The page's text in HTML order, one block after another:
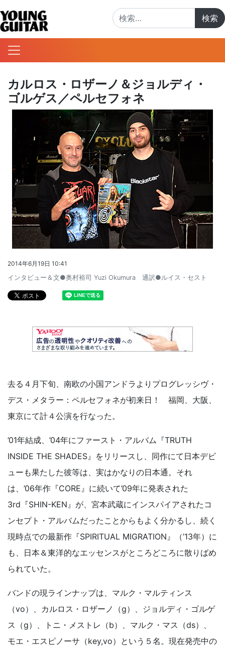
カルロス・ロザーノ＆ジョルディ・
ゴルゲス／ペルセフォネ
2014年6月19日 10:41
インタビュー＆文●奥村裕司 Yuzi Okumura 通訳●ルイス・セスト
去る４月下旬、南欧の小国アンドラよりプログレッシヴ・
デス・メタラー：ペルセフォネが初来日！ 福岡、大阪、
東京にて計４公演を行なった。
’01年結成、’04年にファースト・アルバム『TRUTH
INSIDE THE SHADES』をリリースし、同作にて日本デビ
ューも果たした彼等は、実はかなりの日本通。それ
は、’06年作『CORE』に続いて’09年に発表された
3rd『SHIN-KEN』が、宮本武蔵にインスパイアされたコ
ンセプト・アルバムだったことからもよく分かるし、続く
現時点での最新作『SPIRITUAL MIGRATION』（’13年）に
も、日本＆東洋的なエッセンスがところどころに散りばめ
られていた。
バンドの現ラインナップは、マルク・マルティンス
（vo）、カルロス・ロザーノ（g）、ジョルディ・ゴルゲ
ス（g）、トニ・メストレ（b）、マルク・マス（ds）、
モエ・エスピノーサ（key,vo）という５名。現在発売中の